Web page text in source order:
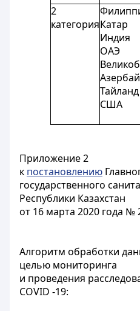
2
категорияКатар
Индия
ОАЭ
Тайланд
США
Приложение 2
к постановлению
государственного
Республики Казахстан
от 16 марта 2020 года №
Алгоритм обработки
целью мониторинга
и проведения
COVID -19: